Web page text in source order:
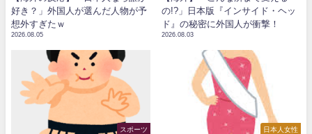
好き？」外国人が選んだ人物が予
想外すぎたｗ
2026.08.05
の!?」日本版『インサイド・ヘッ
ド』の秘密に外国人が衝撃！
2026.08.03
スポーツ 日本人女性